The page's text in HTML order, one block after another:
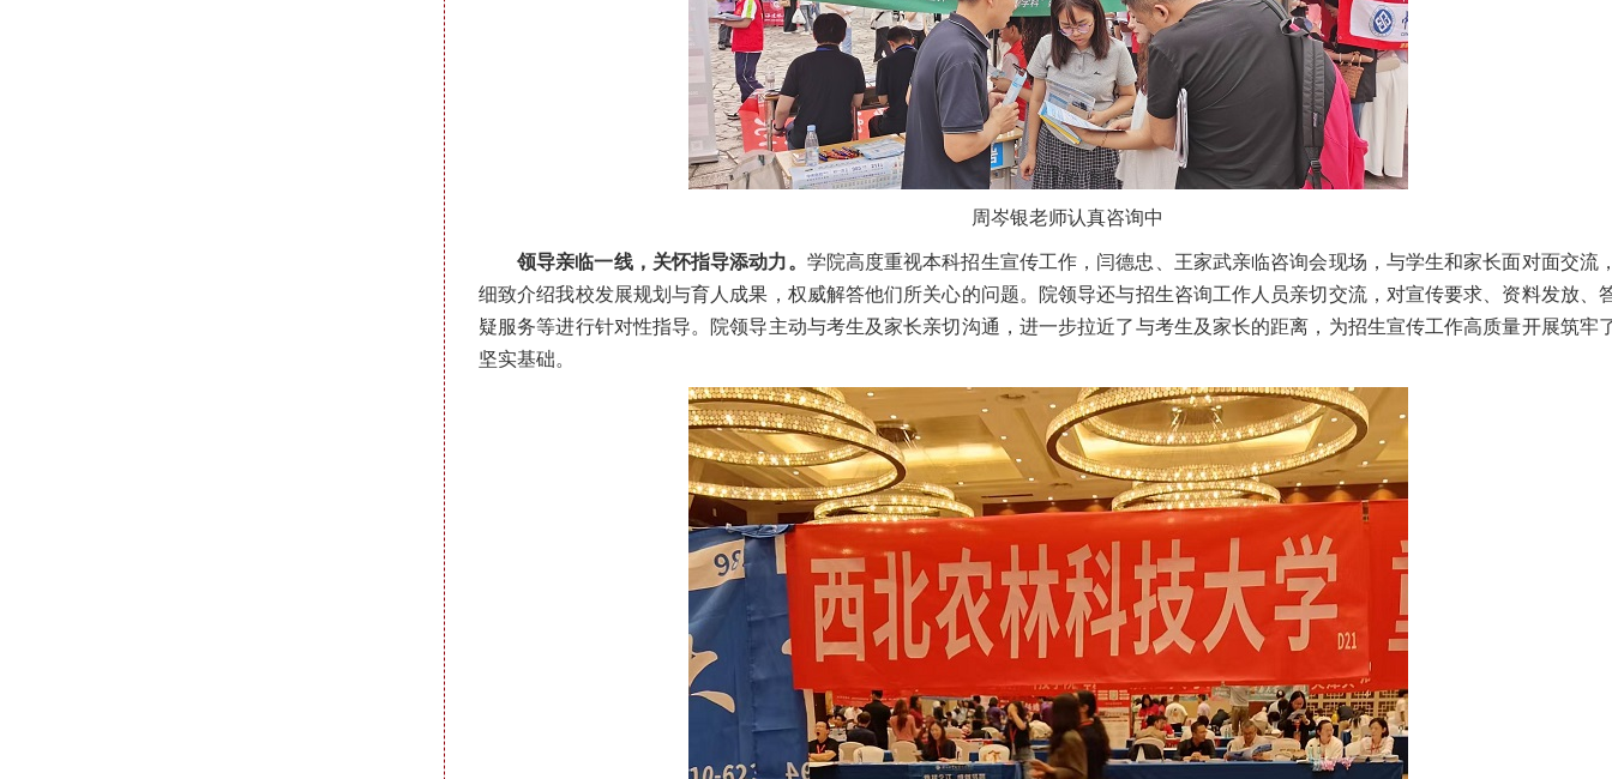
周岑银老师认真咨询中
领导亲临一线，关怀指导添动力。 学院高度重视本科招生宣传工作，闫德忠、王家武亲临咨询会现场，与学生和家长面对面交流
细致介绍我校发展规划与育人成果，权威解答他们所关心的问题。院领导还与招生咨询工作人员亲切交流，对宣传要求、资料发放、
疑服务等进行针对性指导。院领导主动与考生及家长亲切沟通，进一步拉近了与考生及家长的距离，为招生宣传工作高质量开展筑牢
坚实基础。